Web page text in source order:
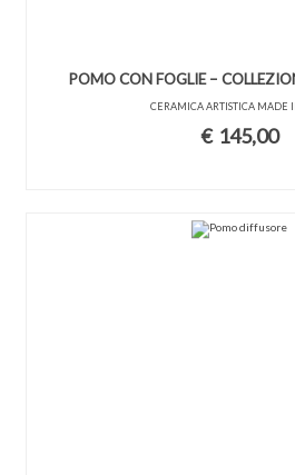
POMO CON FOGLIE –
CERAMICA ARTISTICA MADE
€ 145,00